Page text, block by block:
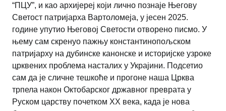
“ПЦУ”, и као архијереј који лично познаје Његову
Светост патријарха Вартоломеја, у јесен 2025.
године упутио Његовој Светости отворено писмо. У
њему сам скренуо пажњу константинопољском
патријарху на дубинске канонске и историјске узроке
црквених проблема насталих у Украјини. Подсетио
сам да је сличне тешкоће и прогоне наша Црква
трпела након Октобарског државног преврата у
Руском царству почетком ХХ века, када је нова